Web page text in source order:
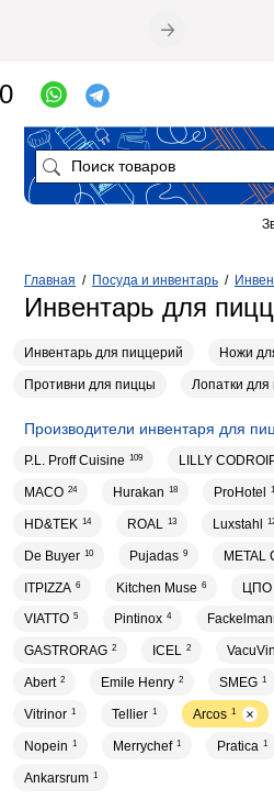
Главная / Посуда и инвентарь /
Инвентарь для
Инвентарь для пиццерий Ножи
Противни для пиццы Лопатки
Производители инвентаря для
P.L. Proff Cuisine 109 LILLY
MACO 24 Hurakan 18 ProHotel
HD&TEK 14 ROAL 13 Luxstahl
De Buyer 10 Pujadas 9 METAL
ITPIZZA 6 Kitchen Muse 6 ЦПО
VIATTO 5 Pintinox 4
GASTRORAG 2 ICEL 2
Abert 2 Emile Henry 2 SMEG 1
Vitrinor 1 Tellier 1 Arcos 1
Nopein 1 Merrychef 1 Pratica 1
Ankarsrum 1